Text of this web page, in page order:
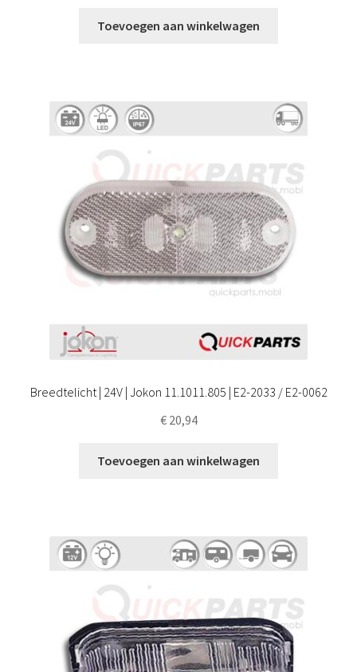
Toevoegen aan winkelwagen
Breedtelicht | 24V | Jokon 11.1011.805 | E2-2033 / E2-0062
€20,94
Toevoegen aan winkelwagen